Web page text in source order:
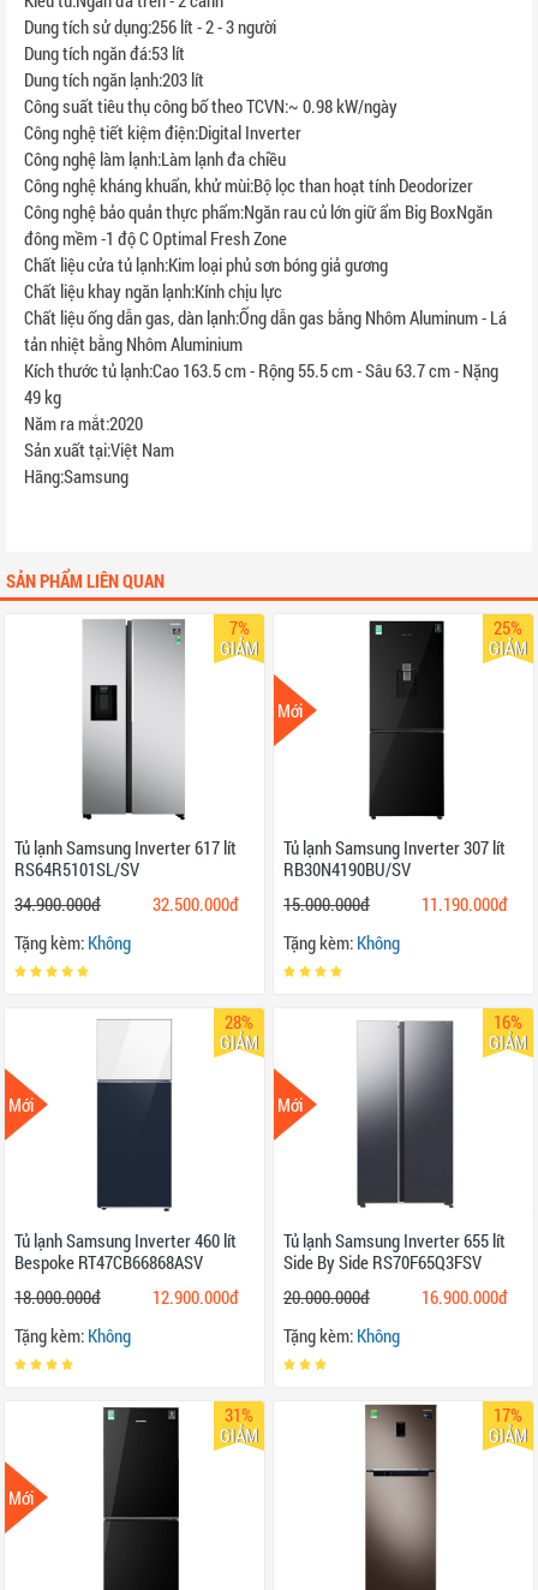
Dung tích sử dụng:256 lít - 2 - 3 người
Dung tích ngăn đá:53 lít
Dung tích ngăn lạnh:203 lít
Công suất tiêu thụ công bố theo TCVN:~ 0.98 kW/ngày
Công nghệ tiết kiệm điện:Digital Inverter
Công nghệ làm lạnh:Làm lạnh đa chiều
Công nghệ kháng khuẩn, khử mùi:Bộ lọc than hoạt tính Deodorizer
Công nghệ bảo quản thực phẩm:Ngăn rau củ lớn giữ ẩm Big BoxNgăn
đông mềm -1 độ C Optimal Fresh Zone
Chất liệu cửa tủ lạnh:Kim loại phủ sơn bóng giả gương
Chất liệu khay ngăn lạnh:Kính chịu lực
Chất liệu ống dẫn gas, dàn lạnh:Ống dẫn gas bằng Nhôm Aluminum - Lá
tản nhiệt bằng Nhôm Aluminium
Kích thước tủ lạnh:Cao 163.5 cm - Rộng 55.5 cm - Sâu 63.7 cm - Nặng
49 kg
Năm ra mắt:2020
Sản xuất tại:Việt Nam
Hãng:Samsung
SẢN PHẨM LIÊN QUAN
Tủ lạnh Samsung Inverter 617 lít
RS64R5101SL/SV
34.900.000đ
32.500.000đ
Tặng kèm: Không
7%
GIẢM
Tủ lạnh Samsung Inverter 307 lít
RB30N4190BU/SV
15.000.000đ
11.190.000đ
Tặng kèm: Không
Mới
25%
GIẢM
Tủ lạnh Samsung Inverter 460 lít
Bespoke RT47CB66868ASV
18.000.000đ
12.900.000đ
Tặng kèm: Không
Mới
28%
GIẢM
Tủ lạnh Samsung Inverter 655 lít
Side By Side RS70F65Q3FSV
20.000.000đ
16.900.000đ
Tặng kèm: Không
Mới
16%
GIẢM
Mới
31%
GIẢM
17%
GIẢM